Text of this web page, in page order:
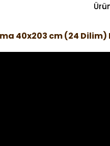
40x203 cm (24